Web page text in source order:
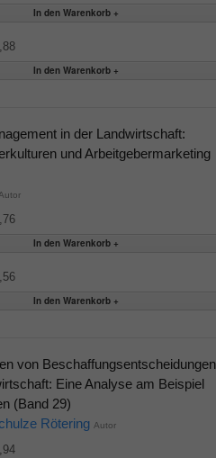
in der Landwirtschaft:
und Arbeitgebermarketing
von Beschaffungsentscheidungen
Eine Analyse am Beispiel
(Band 29)
Rötering Autor